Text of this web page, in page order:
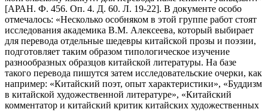
[АРАН. Ф. 456. Оп. 4. Д. 60. Л. 19-22]. В документе особо
отмечалось: «Несколько особняком в этой группе работ стоят
исследования академика В.М. Алексеева, который выбирает
для перевода отдельные шедевры китайской прозы и поэзии,
подготовляет таким образом типологическое изучение
разнообразных образцов китайской литературы. На базе
такого перевода пишутся затем исследовательские очерки, как
например: «Китайский поэт, опыт характеристики», «Буддизм
в китайской художественной литературе», «Китайский
комментатор и китайский критик китайских художественных